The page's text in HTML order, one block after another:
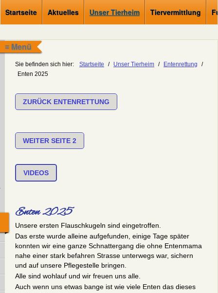
Startseite Aktuelles Unser Tierheim Tiervermittlung
≡ Menü
Sie befinden sich hier: Startseite / Unser Tierheim / Entenrettung
/
Enten 2025
ZURÜCK ENTENRETTUNG
WEITER SEITE 2
VIDEOS
Enten 2025
Unsere ersten Flauschkugeln sind eingetroffen.
Das erste wurde alleine aufgefunden, einige Tage später
konnten wir eine ganze Schnattergang die ohne Entenmama
nahe einer stark befahren Strasse unterwegs war, sichern
und auf unsere Pflegestelle bringen.
Alle sind wohlauf und wir freuen uns alle.
Auch wenn uns etwas bange ist wie viele Enten das dieses